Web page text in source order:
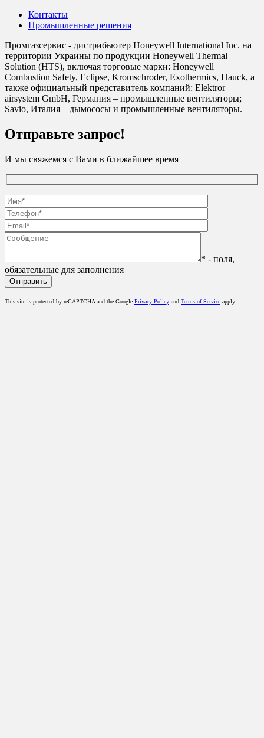
Контакты
Промышленные решения
Промгазсервис - дистрибьютер Honeywell International Inc. на
территории Украины по продукции Honeywell Thermal
Solution (HTS), включая торговые марки: Honeywell
Combustion Safety, Eclipse, Kromschroder, Exothermics, Hauck, а
также официальный представитель компаний: Elektror
airsystem GmbH, Германия – промышленные вентиляторы;
Savio, Италия – дымососы и промышленные вентиляторы.
Отправьте запрос!
И мы свяжемся с Вами в ближайшее время
* - поля,
обязательные для заполнения
This site is protected by reCAPTCHA and the Google Privacy Policy and Terms of Service apply.